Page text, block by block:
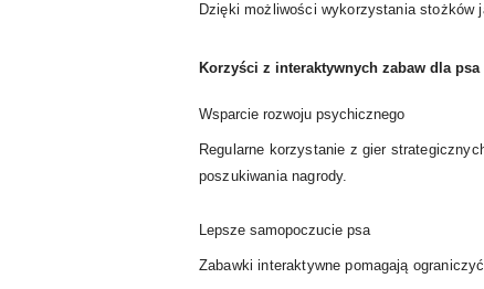
Dzięki możliwości wykorzystania stożków
Korzyści z interaktywnych zabaw dla psa
Wsparcie rozwoju psychicznego
Regularne korzystanie z gier
poszukiwania nagrody.
Lepsze samopoczucie psa
Zabawki interaktywne pomagają